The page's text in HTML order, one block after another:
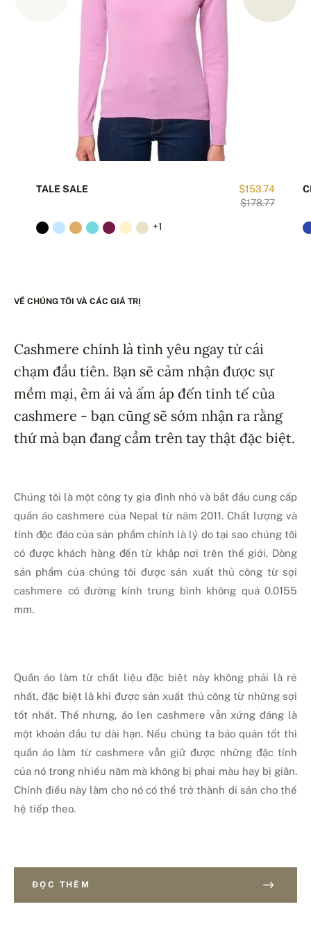
$153.74
$178.77
TALE SALE
+1
VỀ CHÚNG TÔI VÀ CÁC GIÁ TRỊ
Cashmere chính là tình yêu ngay từ cái
chạm đầu tiên. Bạn sẽ cảm nhận được sự
mềm mại, êm ái và ấm áp đến tinh tế của
cashmere - bạn cũng sẽ sớm nhận ra rằng
thứ mà bạn đang cầm trên tay thật đặc biệt.
Chúng tôi là một công ty gia đình nhỏ và bắt đầu cung cấp
quần áo cashmere của Nepal từ năm 2011. Chất lượng và
tính độc đáo của sản phẩm chính là lý do tại sao chúng tôi
có được khách hàng đến từ khắp nơi trên thế giới. Dòng
sản phẩm của chúng tôi được sản xuất thủ công từ sợi
cashmere có đường kính trung bình không quá 0.0155
mm.
Quần áo làm từ chất liệu đặc biệt này không phải là rẻ
nhất, đặc biệt là khi được sản xuất thủ công từ những sợi
tốt nhất. Thế nhưng, áo len cashmere vẫn xứng đáng là
một khoản đầu tư dài hạn. Nếu chúng ta bảo quản tốt thì
quần áo làm từ cashmere vẫn giữ được những đặc tính
của nó trong nhiều năm mà không bị phai màu hay bị giãn.
Chính điều này làm cho nó có thể trở thành di sản cho thế
hệ tiếp theo.
ĐỌC THÊM